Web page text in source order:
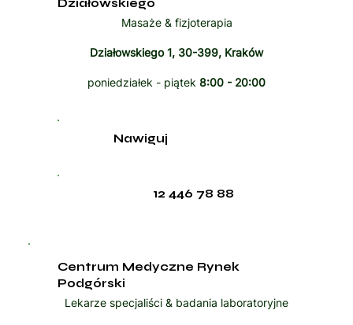
Działowskiego
Masaże & fizjoterapia
Działowskiego 1, 30-399, Kraków
poniedziałek - piątek 8:00 - 20:00
12 446 78 88
Nawiguj
Centrum Medyczne Rynek
Podgórski
Lekarze specjaliści & badania laboratoryjne